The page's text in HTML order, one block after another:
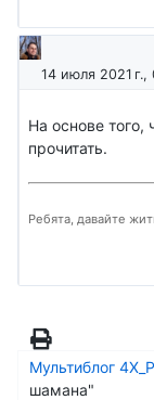
14 июля 2021 г.,
На основе того,
прочитать.
Ребята, давайте
Мультиблог
шамана"